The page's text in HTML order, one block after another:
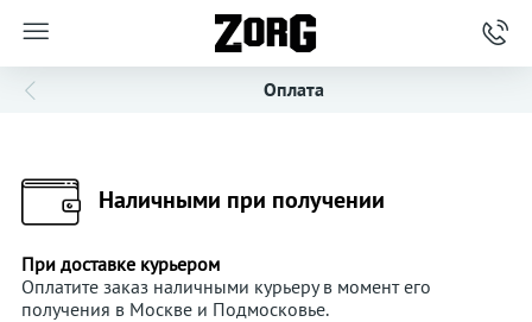
Оплата
Наличными при получении
При доставке курьером
Оплатите заказ наличными курьеру в момент его
получения в Москве и Подмосковье.